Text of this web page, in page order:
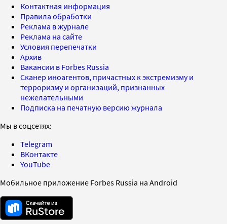
Контактная информация
Правила обработки
Реклама в журнале
Реклама на сайте
Условия перепечатки
Архив
Вакансии в Forbes Russia
Сканер иноагентов, причастных к экстремизму и
терроризму и организаций, признанных
нежелательными
Подписка на печатную версию журнала
Мы в соцсетях:
Telegram
ВКонтакте
YouTube
Мобильное приложение Forbes Russia на Android